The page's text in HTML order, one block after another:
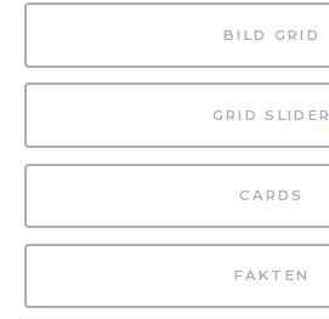
BILD GRID
GRID SLIDER
CARDS
FAKTEN